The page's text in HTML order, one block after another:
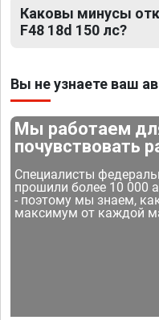
Каковы минусы
F48 18d 150 лс?
Вы не узнаете ваш
Мы работаем
почувствовать
Специалисты
прошили более 10 000
- поэтому мы знаем,
максимум от каждой